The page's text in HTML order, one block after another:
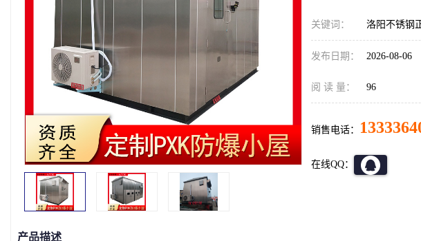
关键词： 洛阳不锈钢
发布日期： 2026-08-06
阅 读 量： 96
销售电话：
在线QQ：
产品描述